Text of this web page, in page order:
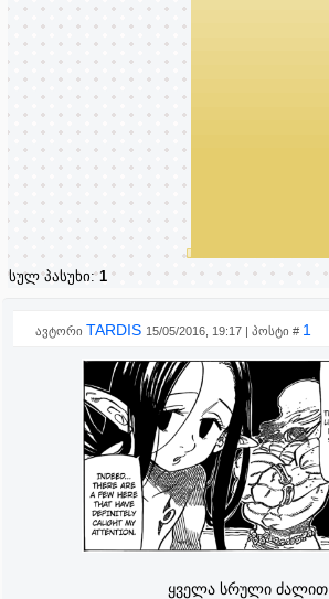
სულ პასუხი:1
ავტორი TARDIS 15/05/2016, 19:17 | პოსტი # 1
ყველა სრული ძალით